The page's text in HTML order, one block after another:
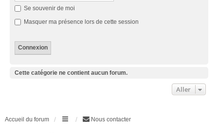
Se souvenir de moi
Masquer ma présence lors de cette session
Cette catégorie ne contient aucun forum.
Aller
Accueil du forum Nous contacter